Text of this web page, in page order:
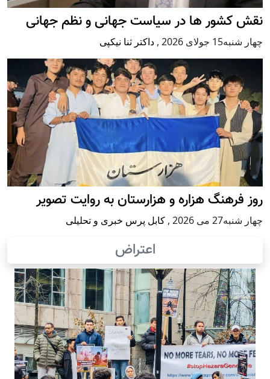
نقش کشور ها در سیاست جهانی و نظم جهانی
چهار شنبه15 جولای 2026 , داکتر ثنا نیکپی
روز فرهنگ هزاره و هزارستان به روایت تصویر
چهار شنبه27 می 2026 , کابل پرس خبری و تحلیلی
اعتراض